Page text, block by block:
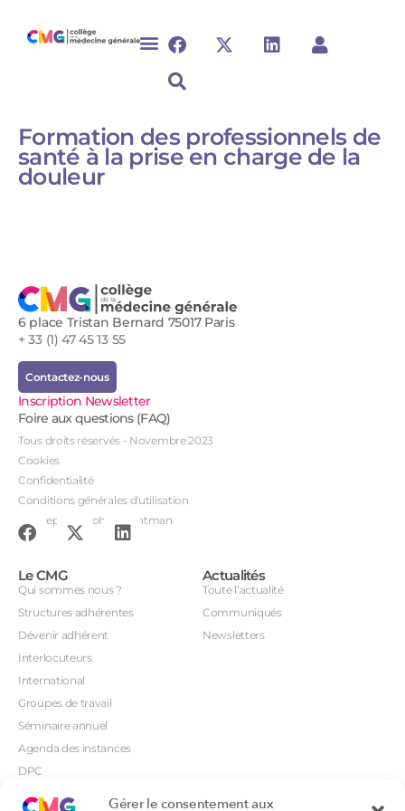
Gérer le consentement aux
Formation des professionnels de
santé à la prise en charge de la
douleur​​
6 place Tristan Bernard 75017 Paris
+ 33 (1) 47 45 13 55
Contactez-nous
Inscription Newsletter
Foire aux questions (FAQ)
Tous droits réservés - Novembre 2023
Cookies
Confidentialité
Conditions générales d'utilisation
Conception : John Brightman
Le CMG
Qui sommes nous ?
Structures adhérentes
Dévenir adhérent
Interlocuteurs
International
Groupes de travail
Séminaire annuel
Agenda des instances
DPC
Actualités
Toute l’actualité
Communiqués
Newsletters